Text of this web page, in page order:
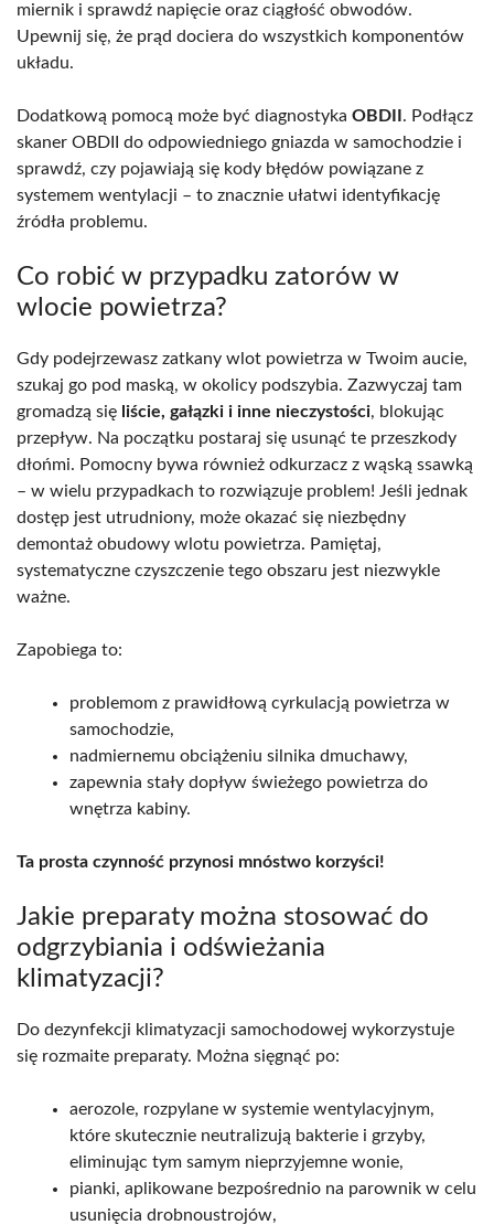
miernik i sprawdź napięcie oraz ciągłość obwodów.
Upewnij się, że prąd dociera do wszystkich komponentów
układu.
Dodatkową pomocą może być diagnostyka OBDII. Podłącz
skaner OBDII do odpowiedniego gniazda w samochodzie i
sprawdź, czy pojawiają się kody błędów powiązane z
systemem wentylacji – to znacznie ułatwi identyfikację
źródła problemu.
Co robić w przypadku zatorów w
wlocie powietrza?
Gdy podejrzewasz zatkany wlot powietrza w Twoim aucie,
szukaj go pod maską, w okolicy podszybia. Zazwyczaj tam
gromadzą się liście, gałązki i inne nieczystości, blokując
przepływ. Na początku postaraj się usunąć te przeszkody
dłońmi. Pomocny bywa również odkurzacz z wąską ssawką
– w wielu przypadkach to rozwiązuje problem! Jeśli jednak
dostęp jest utrudniony, może okazać się niezbędny
demontaż obudowy wlotu powietrza. Pamiętaj,
systematyczne czyszczenie tego obszaru jest niezwykle
ważne.
Zapobiega to:
problemom z prawidłową cyrkulacją powietrza w
samochodzie,
nadmiernemu obciążeniu silnika dmuchawy,
zapewnia stały dopływ świeżego powietrza do
wnętrza kabiny.
Ta prosta czynność przynosi mnóstwo korzyści!
Jakie preparaty można stosować do
odgrzybiania i odświeżania
klimatyzacji?
Do dezynfekcji klimatyzacji samochodowej wykorzystuje
się rozmaite preparaty. Można sięgnąć po:
aerozole, rozpylane w systemie wentylacyjnym,
które skutecznie neutralizują bakterie i grzyby,
eliminując tym samym nieprzyjemne wonie,
pianki, aplikowane bezpośrednio na parownik w celu
usunięcia drobnoustrojów,